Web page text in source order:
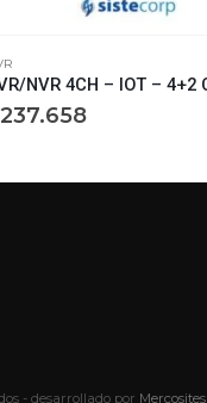
237.658
- desarrollado por Mercosites